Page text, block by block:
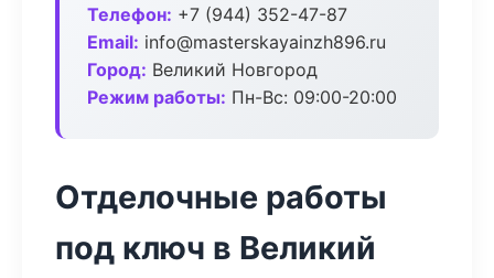
Телефон: +7 (944) 352-47-87
Email: info@masterskayainzh896.ru
Город: Великий Новгород
Режим работы: Пн-Вс: 09:00-20:00
Отделочные работы
под ключ в Великий